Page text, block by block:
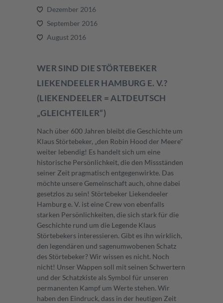
Dezember 2016
September 2016
August 2016
WER SIND DIE STÖRTEBEKER
LIEKENDEELER HAMBURG E. V.?
(LIEKENDEELER = ALTDEUTSCH
„GLEICHTEILER“)
Nach über 600 Jahren bleibt die Geschichte um
Klaus Störtebeker, „den Robin Hood der Meere"
weiter lebendig! Es handelt sich um eine
historische Persönlichkeit, die den Missständen
seiner Zeit pragmatisch entgegenwirkte. Das
möchte unsere Gemeinschaft auch, ohne dabei
gesetzlos zu sein! Störtebeker Liekendeeler
Hamburg e. V. ist eine Crew von ebenfalls
starken Persönlichkeiten, die sich stark für die
Geschichte rund um die Legende Klaus
Störtebekers interessieren. Gibt es ihn wirklich,
den legendären und sagenumwobenen Schatz
des Störtebeker? Wir wissen es nicht. Noch
nicht! Unser Wappen soll mit seinen Schwertern
und der Schatzkiste als Symbol für unseren
permanenten Kampf um Werte stehen. Wir
haben den Eindruck, dass in der heutigen Zeit